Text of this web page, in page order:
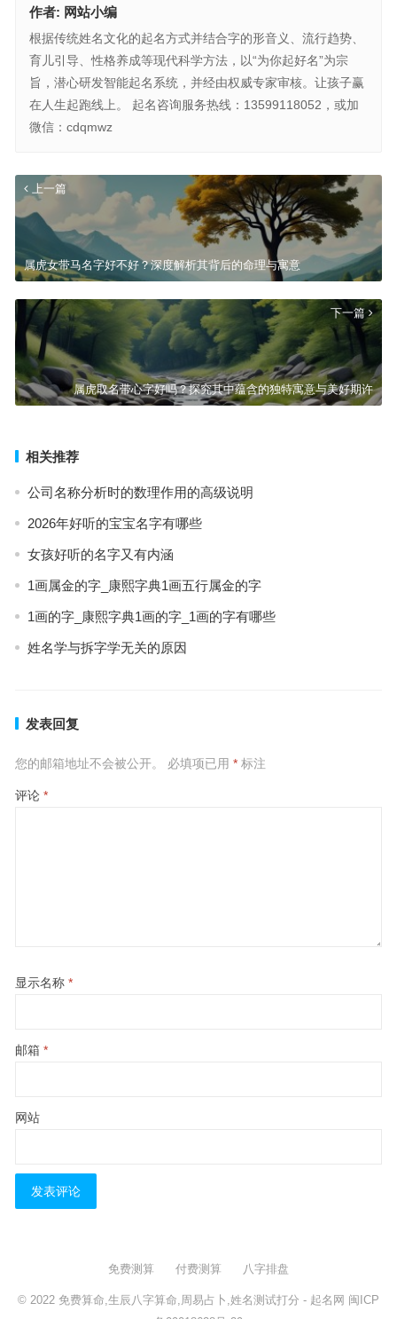
作者: 网站小编
根据传统姓名文化的起名方式并结合字的形音义、流行趋势、
育儿引导、性格养成等现代科学方法，以“为你起好名”为宗
旨，潜心研发智能起名系统，并经由权威专家审核。让孩子赢
在人生起跑线上。 起名咨询服务热线：13599118052，或加
微信：cdqmwz
上一篇
属虎女带马名字好不好？深度解析其背后的命理与寓意
下一篇
属虎取名带心字好吗？探究其中蕴含的独特寓意与美好期许
相关推荐
公司名称分析时的数理作用的高级说明
2026年好听的宝宝名字有哪些
女孩好听的名字又有内涵
1画属金的字_康熙字典1画五行属金的字
1画的字_康熙字典1画的字_1画的字有哪些
姓名学与拆字学无关的原因
发表回复
您的邮箱地址不会被公开。 必填项已用 *标注
评论 *
显示名称 *
邮箱 *
网站
免费测算 付费测算 八字排盘
© 2022 免费算命,生辰八字算命,周易占卜,姓名测试打分 - 起名网 闽ICP